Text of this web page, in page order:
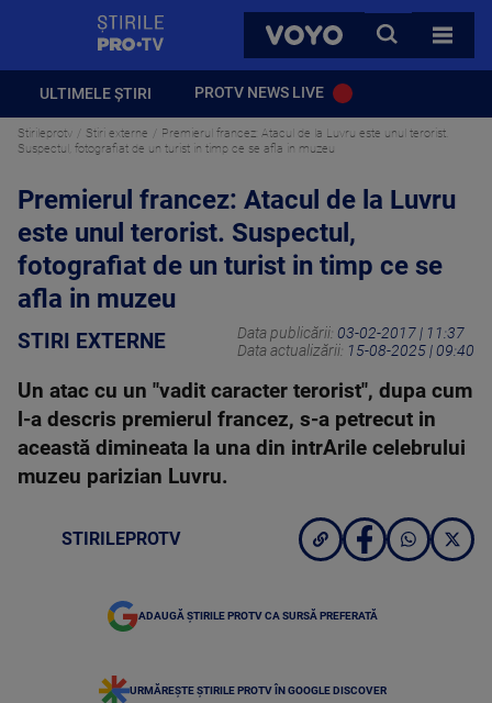
VOYO
CAUTA
TOATE
ULTIMELE ȘTIRI PROTV NEWS LIVE
Stirileprotv Stiri externe
Premierul francez: Atacul de la Luvru este unul terorist.
Suspectul, fotografiat de un turist in timp ce se afla in muzeu
Premierul francez: Atacul de la Luvru
este unul terorist. Suspectul,
fotografiat de un turist in timp ce se
afla in muzeu
STIRI EXTERNE Data publicării: 03-02-2017 | 11:37
Data actualizării: 15-08-2025 | 09:40
Un atac cu un "vadit caracter terorist", dupa cum
l-a descris premierul francez, s-a petrecut in
această dimineata la una din intrArile celebrului
muzeu parizian Luvru.
STIRILEPROTV
ADAUGĂ ȘTIRILE PROTV CA SURSĂ PREFERATĂ
URMĂREȘTE ȘTIRILE PROTV ÎN GOOGLE DISCOVER